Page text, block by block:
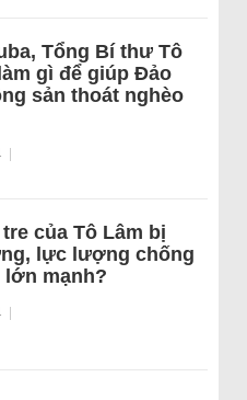
Tổng Bí thư Tô
gì để giúp Đảo
sản thoát nghèo
|
của Tô Lâm bị
lực lượng chống
lớn mạnh?
|